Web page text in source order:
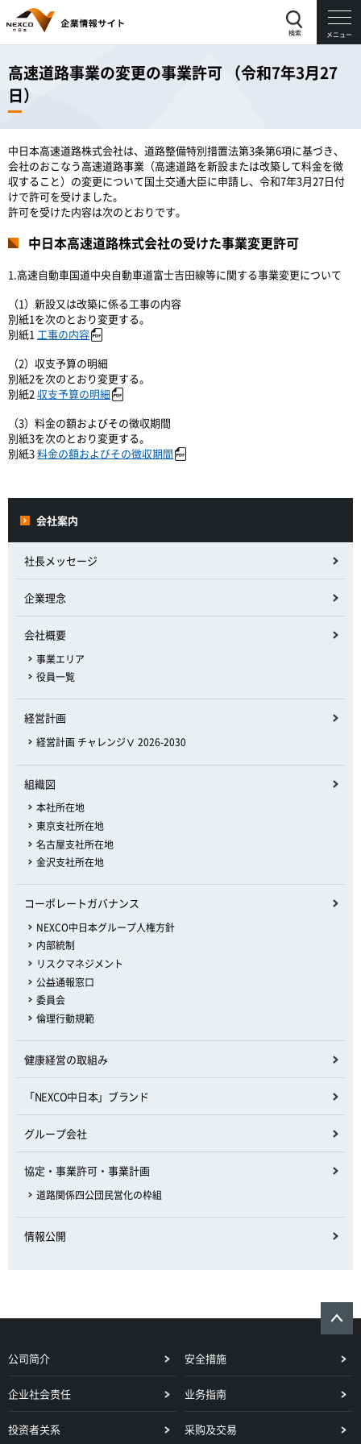
検索 メニュー
高速道路事業の変更の事業許可 （令和7年3月27
日）
中日本高速道路株式会社は、道路整備特別措置法第3条第6項に基づき、
会社のおこなう高速道路事業（高速道路を新設または改築して料金を徴
収すること）の変更について国土交通大臣に申請し、令和7年3月27日付
けで許可を受けました。
許可を受けた内容は次のとおりです。
中日本高速道路株式会社の受けた事業変更許可
1.高速自動車国道中央自動車道富士吉田線等に関する事業変更について
（1）新設又は改築に係る工事の内容
別紙1を次のとおり変更する。
別紙1 工事の内容
（2）収支予算の明細
別紙2を次のとおり変更する。
別紙2収支予算の明細
（3）料金の額およびその徴収期間
別紙3を次のとおり変更する。
別紙3料金の額およびその徴収期間
会社案内
社長メッセージ
企業理念
会社概要
事業エリア
役員一覧
経営計画
経営計画 チャレンジⅤ 2026-2030
組織図
本社所在地
東京支社所在地
名古屋支社所在地
金沢支社所在地
コーポレートガバナンス
NEXCO中日本グループ人権方針
内部統制
リスクマネジメント
公益通報窓口
委員会
倫理行動規範
健康経営の取組み
「NEXCO中日本」ブランド
グループ会社
協定・事業許可・事業計画
道路関係四公団民営化の枠組
情報公開
公司简介 安全措施
企业社会责任 业务指南
投资者关系 采购及交易